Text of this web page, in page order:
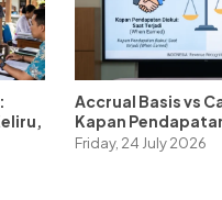
Accrual Basis vs
Kapan
Friday, 24 July 2026